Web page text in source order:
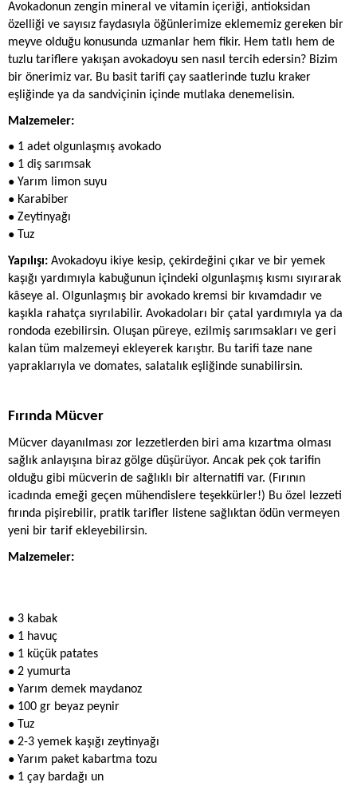
Avokadonun zengin mineral ve vitamin içeriği, antioksidan
özelliği ve sayısız faydasıyla öğünlerimize eklememiz gereken bir
meyve olduğu konusunda uzmanlar hem fikir. Hem tatlı hem de
tuzlu tariflere yakışan avokadoyu sen nasıl tercih edersin? Bizim
bir önerimiz var. Bu basit tarifi çay saatlerinde tuzlu kraker
eşliğinde ya da sandviçinin içinde mutlaka denemelisin.
Malzemeler:
● 1 adet olgunlaşmış avokado
● 1 diş sarımsak
● Yarım limon suyu
● Karabiber
● Zeytinyağı
● Tuz
Yapılışı: Avokadoyu ikiye kesip, çekirdeğini çıkar ve bir yemek
kaşığı yardımıyla kabuğunun içindeki olgunlaşmış kısmı sıyırarak
kâseye al. Olgunlaşmış bir avokado kremsi bir kıvamdadır ve
kaşıkla rahatça sıyrılabilir. Avokadoları bir çatal yardımıyla ya da
rondoda ezebilirsin. Oluşan püreye, ezilmiş sarımsakları ve geri
kalan tüm malzemeyi ekleyerek karıştır. Bu tarifi taze nane
yapraklarıyla ve domates, salatalık eşliğinde sunabilirsin.
Fırında Mücver
Mücver dayanılması zor lezzetlerden biri ama kızartma olması
sağlık anlayışına biraz gölge düşürüyor. Ancak pek çok tarifin
olduğu gibi mücverin de sağlıklı bir alternatifi var. (Fırının
icadında emeği geçen mühendislere teşekkürler!) Bu özel lezzeti
fırında pişirebilir, pratik tarifler listene sağlıktan ödün vermeyen
yeni bir tarif ekleyebilirsin.
Malzemeler:
● 3 kabak
● 1 havuç
● 1 küçük patates
● 2 yumurta
● Yarım demek maydanoz
● 100 gr beyaz peynir
● Tuz
● 2-3 yemek kaşığı zeytinyağı
● Yarım paket kabartma tozu
● 1 çay bardağı un